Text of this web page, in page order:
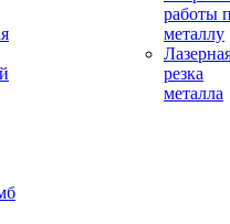
работы
металлу
резка
металла